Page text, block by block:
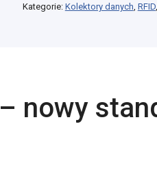
Kategorie: Kolektory danych RFID
– nowy